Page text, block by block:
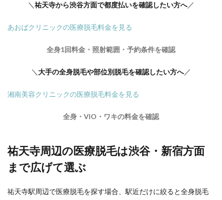
＼祐天寺から渋谷方面で都度払いを確認したい方へ／
あおばクリニックの医療脱毛料金を見る
全身1回料金・照射範囲・予約条件を確認
＼ 大手の全身脱毛や部位別脱毛を確認したい方へ／
湘南美容クリニックの医療脱毛料金を見る
全身・VIO・ワキの料金を確認
祐天寺周辺の医療脱毛は渋谷・新宿方面
まで広げて選ぶ
祐天寺駅周辺で医療脱毛を探す場合、駅近だけに絞ると全身脱毛